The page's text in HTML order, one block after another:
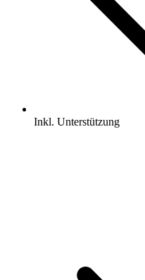
Inkl. Unterstützung